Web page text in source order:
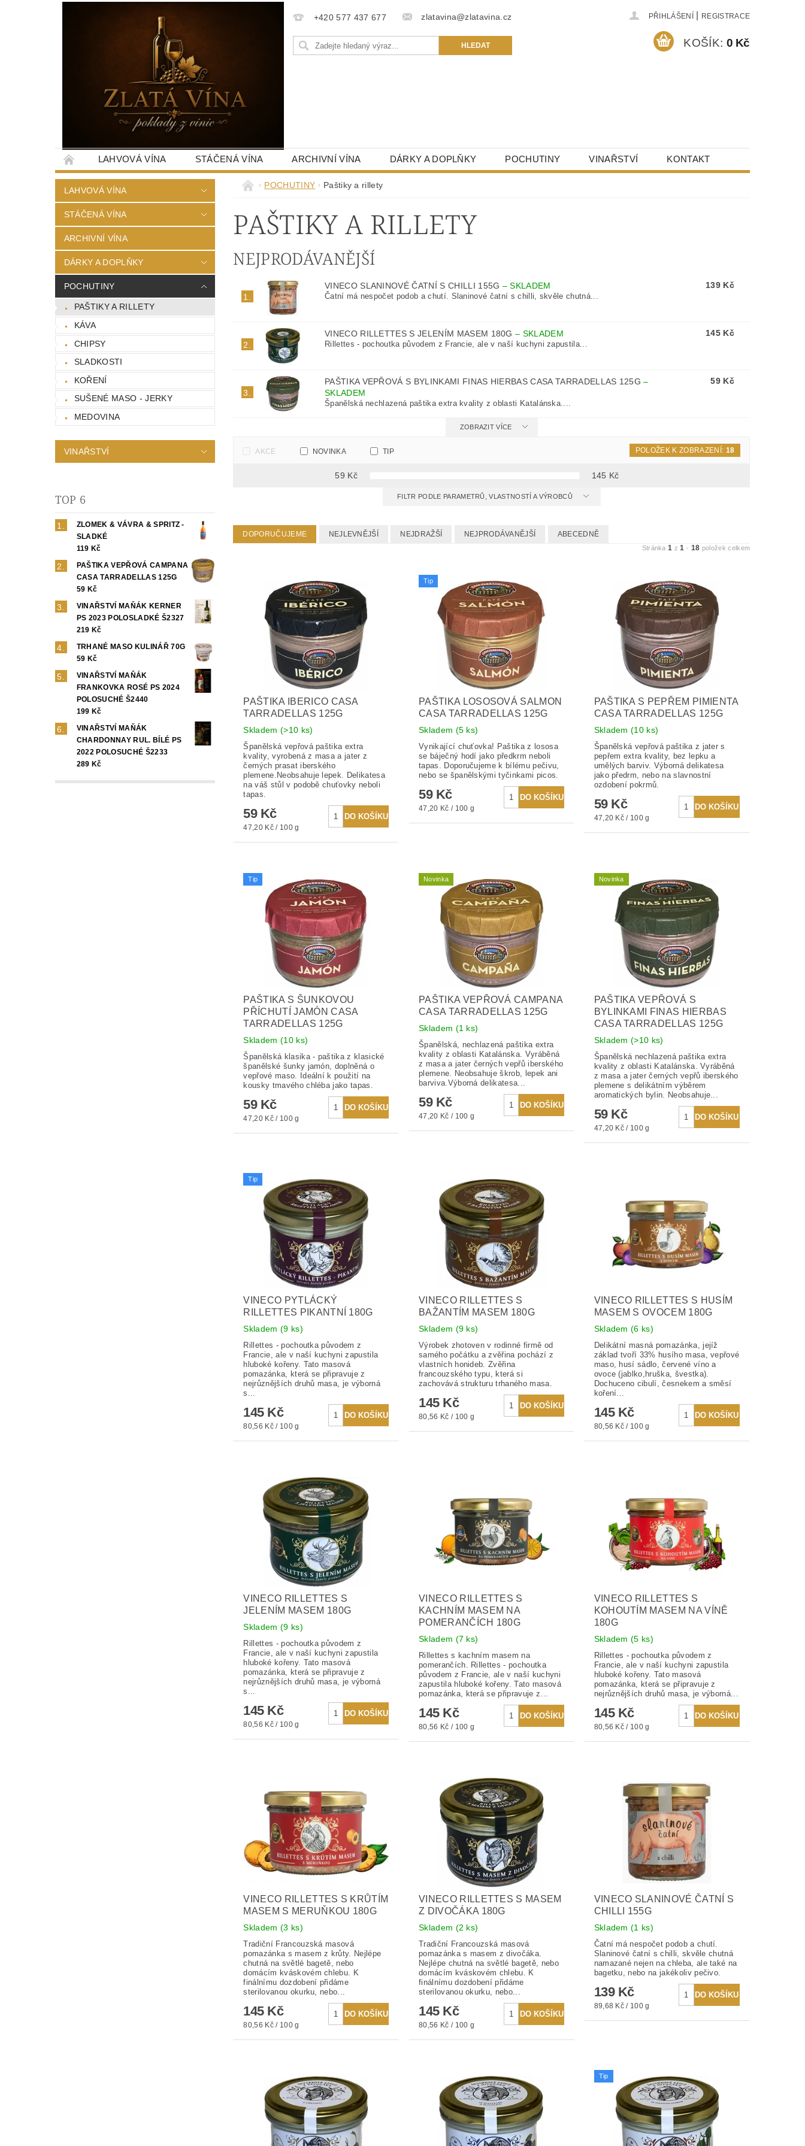
+420 577 437 677 zlatavina@zlatavina.cz PŘIHLÁŠENÍ REGISTRACE
KOŠÍK: 0 Kč
LAHVOVÁ VÍNA STÁČENÁ VÍNA ARCHIVNÍ VÍNA DÁRKY A DOPLŇKY POCHUTINY VINAŘSTVÍ KONTAKT
LAHVOVÁ VÍNA
STÁČENÁ VÍNA
ARCHIVNÍ VÍNA
DÁRKY A DOPLŇKY
POCHUTINY
PAŠTIKY A RILLETY
KÁVA
CHIPSY
SLADKOSTI
KOŘENÍ
SUŠENÉ MASO - JERKY
MEDOVINA
VINAŘSTVÍ
TOP 6
ZLOMEK & VÁVRA & SPRITZ -
SLADKÉ
119 Kč
PAŠTIKA VEPŘOVÁ CAMPANA
CASA TARRADELLAS 125G
59 Kč
VINAŘSTVÍ MAŇÁK KERNER
PS 2023 POLOSLADKÉ Š2327
219 Kč
TRHANÉ MASO KULINÁŘ 70G
59 Kč
VINAŘSTVÍ MAŇÁK
FRANKOVKA ROSÉ PS 2024
POLOSUCHÉ Š2440
199 Kč
VINAŘSTVÍ MAŇÁK
CHARDONNAY RUL. BÍLÉ PS
2022 POLOSUCHÉ Š2233
289 Kč
POCHUTINY Paštiky a rillety
PAŠTIKY A RILLETY
NEJPRODÁVANĚJŠÍ
1.
VINECO SLANINOVÉ ČATNÍ S CHILLI 155G –SKLADEM
Čatní má nespočet podob a chutí. Slaninové čatní s chilli, skvěle chutná...
139 Kč
2.
VINECO RILLETTES S JELENÍM MASEM 180G– SKLADEM
Rillettes - pochoutka původem z Francie, ale v naší kuchyni zapustila...
145 Kč
3.
PAŠTIKA VEPŘOVÁ S BYLINKAMI FINAS HIERBAS CASA TARRADELLAS 125G–
SKLADEM
Španělská nechlazená paštika extra kvality z oblasti Katalánska....
59 Kč
ZOBRAZIT VÍCE
AKCE NOVINKA TIP
59 Kč 145 Kč
POLOŽEK K ZOBRAZENÍ: 18
FILTR PODLE PARAMETRŮ, VLASTNOSTÍ A VÝROBCŮ
DOPORUČUJEME NEJLEVNĚJŠÍ NEJDRAŽŠÍ NEJPRODÁVANĚJŠÍ ABECEDNĚ
Stránka1 z1 - 18 položek celkem
PAŠTIKA IBERICO CASA
TARRADELLAS 125G
Skladem (>10 ks)
Španělská vepřová paštika extra
kvality, vyrobená z masa a jater z
černých prasat iberského
plemene.Neobsahuje lepek. Delikatesa
na váš stůl v podobě chuťovky neboli
tapas.
59 Kč
47,20 Kč / 100 g
Tip
PAŠTIKA LOSOSOVÁ SALMON
CASA TARRADELLAS 125G
Skladem (5 ks)
Vynikající chuťovka! Paštika z lososa
se báječný hodí jako předkrm neboli
tapas. Doporučujeme k bílému pečivu,
nebo se španělskými tyčinkami picos.
59 Kč
47,20 Kč / 100 g
PAŠTIKA S PEPŘEM PIMIENTA
CASA TARRADELLAS 125G
Skladem(10 ks)
Španělská vepřová paštika z jater s
pepřem extra kvality, bez lepku a
umělých barviv. Výborná delikatesa
jako předrm, nebo na slavnostní
ozdobení pokrmů.
59 Kč
47,20 Kč / 100 g
Tip
PAŠTIKA S ŠUNKOVOU
PŘÍCHUTÍ JAMÓN CASA
TARRADELLAS 125G
Skladem (10 ks)
Španělská klasika - paštika z klasické
španělské šunky jamón, doplněná o
vepřové maso. Ideální k použití na
kousky tmavého chléba jako tapas.
59 Kč
47,20 Kč / 100 g
Novinka
PAŠTIKA VEPŘOVÁ CAMPANA
CASA TARRADELLAS 125G
Skladem (1 ks)
Španělská, nechlazená paštika extra
kvality z oblasti Katalánska. Vyráběná
z masa a jater černých vepřů iberského
plemene. Neobsahuje škrob, lepek ani
barviva.Výborná delikatesa...
59 Kč
47,20 Kč / 100 g
Novinka
PAŠTIKA VEPŘOVÁ S
BYLINKAMI FINAS HIERBAS
CASA TARRADELLAS 125G
Skladem(>10 ks)
Španělská nechlazená paštika extra
kvality z oblasti Katalánska. Vyráběná
z masa a jater černých vepřů iberského
plemene s delikátním výběrem
aromatických bylin. Neobsahuje...
59 Kč
47,20 Kč / 100 g
Tip
VINECO PYTLÁCKÝ
RILLETTES PIKANTNÍ 180G
Skladem (9 ks)
Rillettes - pochoutka původem z
Francie, ale v naší kuchyni zapustila
hluboké kořeny. Tato masová
pomazánka, která se připravuje z
nejrůznějších druhů masa, je výborná
s...
145 Kč
80,56 Kč / 100 g
VINECO RILLETTES S
BAŽANTÍM MASEM 180G
Skladem (9 ks)
Výrobek zhotoven v rodinné firmě od
samého počátku a zvěřina pochází z
vlastních honideb. Zvěřina
francouzského typu, která si
zachovává strukturu trhaného masa.
145 Kč
80,56 Kč / 100 g
VINECO RILLETTES S HUSÍM
MASEM S OVOCEM 180G
Skladem(6 ks)
Delikátní masná pomazánka, jejíž
základ tvoří 33% husího masa, vepřové
maso, husí sádlo, červené víno a
ovoce (jablko,hruška, švestka).
Dochuceno cibulí, česnekem a směsí
koření...
145 Kč
80,56 Kč / 100 g
VINECO RILLETTES S
JELENÍM MASEM 180G
Skladem (9 ks)
Rillettes - pochoutka původem z
Francie, ale v naší kuchyni zapustila
hluboké kořeny. Tato masová
pomazánka, která se připravuje z
nejrůznějších druhů masa, je výborná
s...
145 Kč
80,56 Kč / 100 g
VINECO RILLETTES S
KACHNÍM MASEM NA
POMERANČÍCH 180G
Skladem (7 ks)
Rillettes s kachním masem na
pomerančích. Rillettes - pochoutka
původem z Francie, ale v naší kuchyni
zapustila hluboké kořeny. Tato masová
pomazánka, která se připravuje z...
145 Kč
80,56 Kč / 100 g
VINECO RILLETTES S
KOHOUTÍM MASEM NA VÍNĚ
180G
Skladem(5 ks)
Rillettes - pochoutka původem z
Francie, ale v naší kuchyni zapustila
hluboké kořeny. Tato masová
pomazánka, která se připravuje z
nejrůznějších druhů masa, je výborná...
145 Kč
80,56 Kč / 100 g
VINECO RILLETTES S KRŮTÍM
MASEM S MERUŇKOU 180G
Skladem (3 ks)
Tradiční Francouzská masová
pomazánka s masem z krůty. Nejlépe
chutná na světlé bagetě, nebo
domácím kváskovém chlebu. K
finálnímu dozdobení přidáme
sterilovanou okurku, nebo...
145 Kč
80,56 Kč / 100 g
VINECO RILLETTES S MASEM
Z DIVOČÁKA 180G
Skladem (2 ks)
Tradiční Francouzská masová
pomazánka s masem z divočáka.
Nejlépe chutná na světlé bagetě, nebo
domácím kváskovém chlebu. K
finálnímu dozdobení přidáme
sterilovanou okurku, nebo...
145 Kč
80,56 Kč / 100 g
VINECO SLANINOVÉ ČATNÍ S
CHILLI 155G
Skladem(1 ks)
Čatní má nespočet podob a chutí.
Slaninové čatní s chilli, skvěle chutná
namazané nejen na chleba, ale také na
bagetku, nebo na jakékoliv pečivo.
139 Kč
89,68 Kč / 100 g
Tip